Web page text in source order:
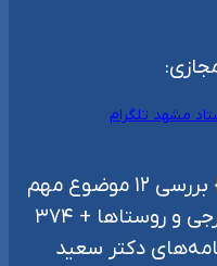
مشهد تلگرام
روایت های دکتر جلیلی {مهم} بررسی ۱۲ موضوع مهم
ایران از اقتصاد تا سیاست خارجی و روستاها + ۳۷۴
دکتر سعید